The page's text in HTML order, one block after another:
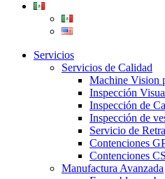
Servicios
Servicios de Calidad
Machine Vision
Inspección
Inspección de
Inspección de
Servicio de
Contenciones
Contenciones
Manufactura Avanzada